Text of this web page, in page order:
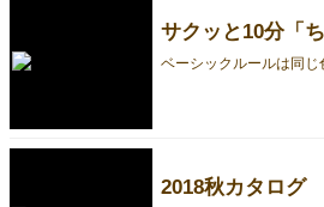
サクッと10分「
2018秋カタログ